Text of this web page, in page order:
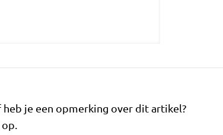
je een opmerking over dit artikel?